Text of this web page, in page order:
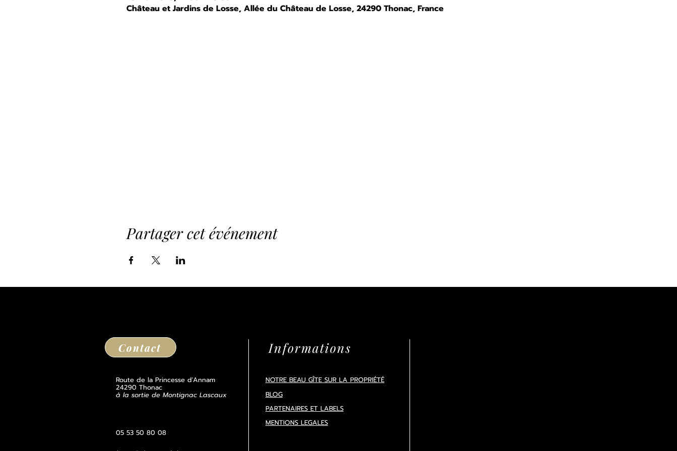
Château et Jardins de Losse, Allée du Château de Losse, 24290 Thonac, France
Partager cet événement
Contact
Route de la Princesse d'Annam
24290 Thonac
à la sortie de Montignac Lascaux
05 53 50 80 08
Informations
NOTRE BEAU GÎTE SUR LA PROPRIÉTÉ
BLOG
PARTENAIRES ET LABELS
MENTIONS LEGALES